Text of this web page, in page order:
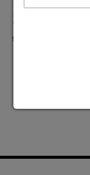
tipps@stadtglanz.de